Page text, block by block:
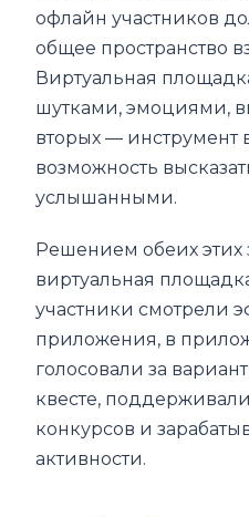
офлайн участников
общее пространство
Виртуальная
шутками, эмоциями,
вторых — инструмент
возможность
услышанными.
Решением обеих этих
виртуальная
участники смотрели
приложения, в
голосовали за
квесте,
конкурсов и
активности.